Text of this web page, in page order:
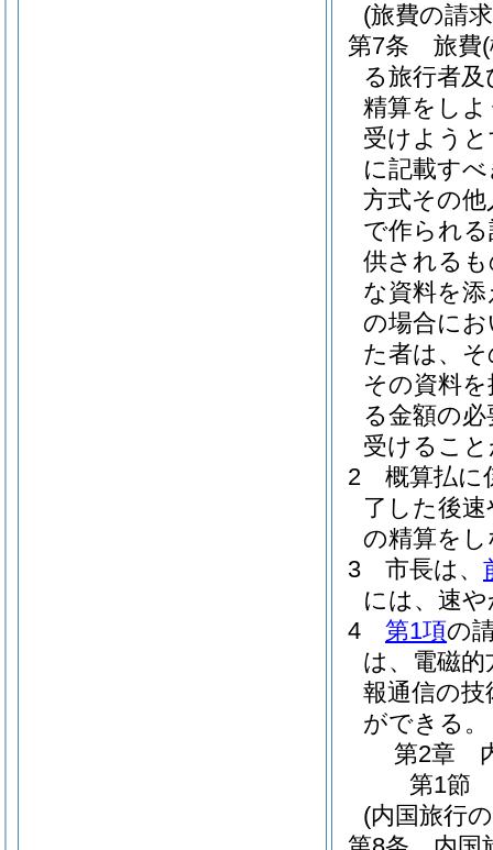
(旅費の請
第7条
旅費
る旅行者
精算をし
受けよう
に記載す
方式その
で作られ
供される
な資料を
の場合に
た者は、
その資料
る金額の
受けるこ
2
概算払に
了した後
の精算を
3
市長は、
には、速
4
第1項の
は、電磁的
報通信の
ができる。
第2章
第1節
(内国旅行